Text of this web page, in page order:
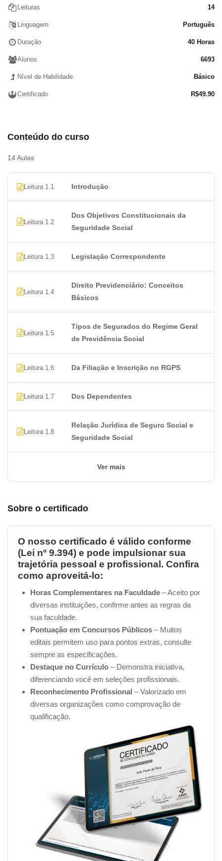
Principais Benefícios em Espécie
Previdenciárias
Informações Básicas acerca da Desaposentação
Leituras 14
Linguagem Português
Duração 40 Horas
Alunos 6693
Nível de Habilidade Básico
Certificado R$49.90
Conteúdo do curso
14 Aulas
Leitura 1.1 Introdução
Leitura 1.2
Dos Objetivos Constitucionais da
Seguridade Social
Leitura 1.3 Legislação Correspondente
Leitura 1.4
Direito Previdenciário: Conceitos
Básicos
Leitura 1.5
Tipos de Segurados do Regime Geral
de Previdência Social
Leitura 1.6 Da Filiação e Inscrição no RGPS
Leitura 1.7 Dos Dependentes
Leitura 1.8
Relação Jurídica de Seguro Social e
Seguridade Social
Ver mais
Sobre o certificado
O nosso certificado é válido conforme
(Lei nº 9.394) e pode impulsionar sua
trajetória pessoal e profissional. Confira
como aproveitá-lo:
Horas Complementares na Faculdade – Aceito por
diversas instituições, confirme antes as regras da
sua faculdade.
Pontuação em Concursos Públicos – Muitos
editais permitem uso para pontos extras, consulte
sempre as especificações.
Destaque no Currículo – Demonstra iniciativa,
diferenciando você em seleções profissionais.
Reconhecimento Profissional – Valorizado em
diversas organizações como comprovação de
qualificação.